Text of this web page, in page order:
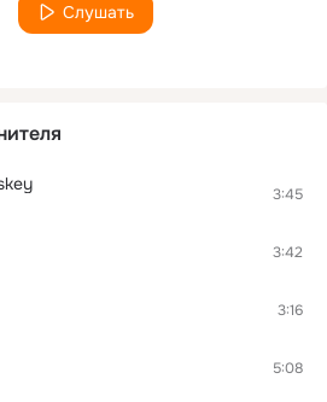
Слушать
3:45
3:42
3:16
5:08